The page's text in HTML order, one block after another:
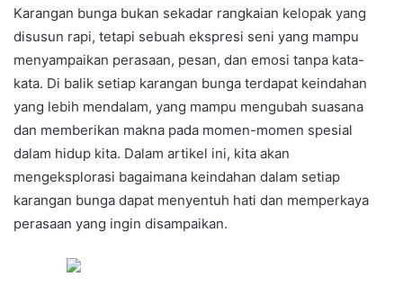
Karangan bunga bukan sekadar rangkaian kelopak yang
disusun rapi, tetapi sebuah ekspresi seni yang mampu
menyampaikan perasaan, pesan, dan emosi tanpa kata-
kata. Di balik setiap karangan bunga terdapat keindahan
yang lebih mendalam, yang mampu mengubah suasana
dan memberikan makna pada momen-momen spesial
dalam hidup kita. Dalam artikel ini, kita akan
mengeksplorasi bagaimana keindahan dalam setiap
karangan bunga dapat menyentuh hati dan memperkaya
perasaan yang ingin disampaikan.